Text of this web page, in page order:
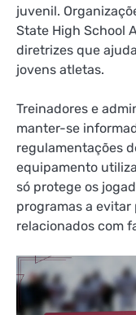
juvenil.
State High School
diretrizes que
jovens atletas.
Treinadores e
manter-se
regulamentações
equipamento
só protege os
programas a
relacionados com